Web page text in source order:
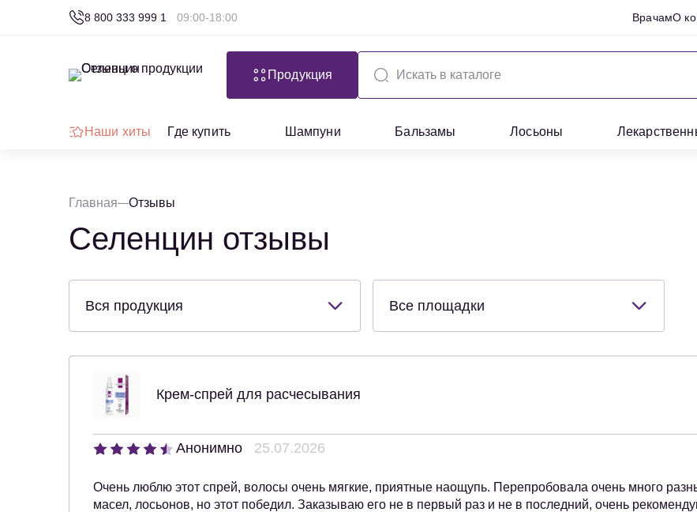
8 800 333 999 1 09:00-18:00 ВрачамО
Продукция
Наши хиты Где купить Шампуни Бальзамы Лосьоны
Главная Отзывы
Селенцин отзывы
Вся продукция Все площадки
Крем-спрей для расчесывания
Анонимно 25.07.2026
Очень люблю этот спрей, волосы очень мягкие, приятные наощупь. Перепробовала очень много
масел, лосьонов, но этот победил. Заказываю его не в первый раз и не в последний, очень